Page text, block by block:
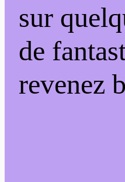
sur
de
revenez